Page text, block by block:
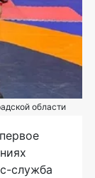
области
служба